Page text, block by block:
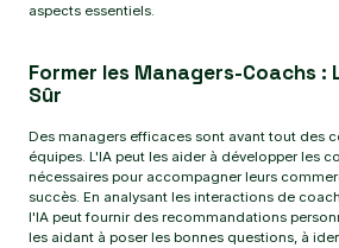
aspects essentiels.
Former les Managers-Coachs :
Sûr
Des managers efficaces sont avant tout des
équipes. L'IA peut les aider à développer les
nécessaires pour accompagner leurs
succès. En analysant les interactions de
l'IA peut fournir des recommandations
les aidant à poser les bonnes questions, à